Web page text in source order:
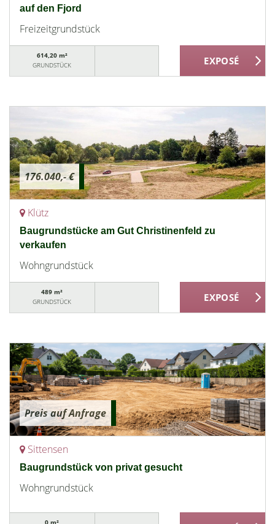
auf den Fjord
Freizeitgrundstück
614,20 m²
GRUNDSTÜCK
176.040,- €
Klütz
Baugrundstücke am Gut Christinenfeld zu
verkaufen
Wohngrundstück
489 m²
GRUNDSTÜCK
Preis auf Anfrage
Sittensen
Baugrundstück von privat gesucht
Wohngrundstück
0 m²